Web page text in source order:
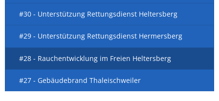
#30 - Unterstützung Rettungsdienst Heltersberg
#29 - Unterstützung Rettungsdienst Hermersberg
#28 - Rauchentwicklung im Freien Heltersberg
#27 - Gebäudebrand Thaleischweiler